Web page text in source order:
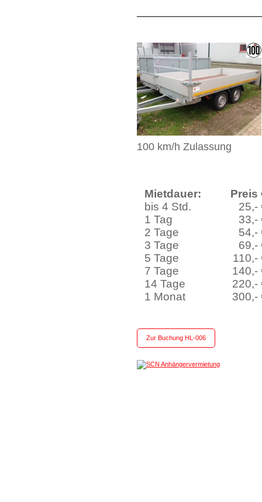
100 km/h Zulassung
Mietdauer:
bis 4 Std.
1 Tag
2 Tage
3 Tage
5 Tage
7 Tage
14 Tage
1 Monat
Preis
25,-
33,-
54,-
69,-
110,-
140,-
220,-
300,-
Zur Buchung HL-006